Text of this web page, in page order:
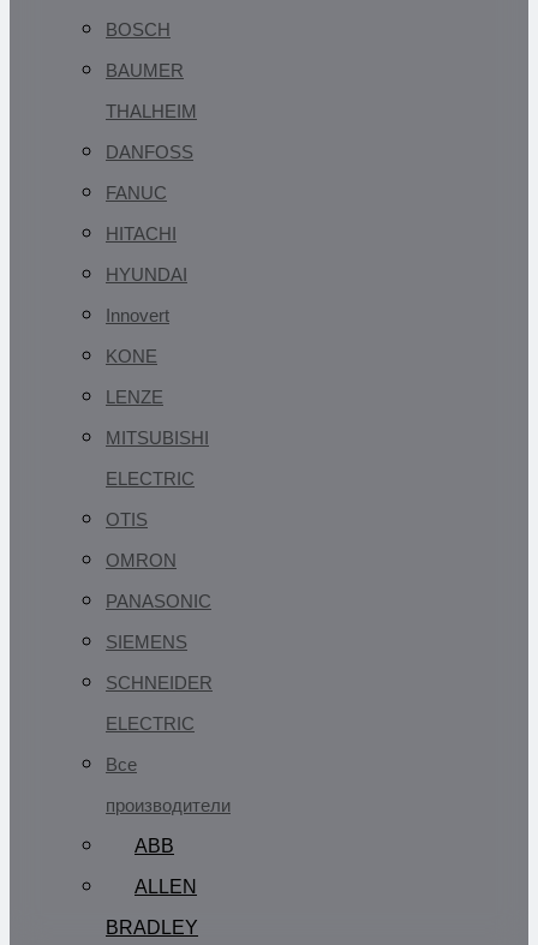
BOSCH
BAUMER
THALHEIM
DANFOSS
FANUC
HITACHI
HYUNDAI
Innovert
KONE
LENZE
MITSUBISHI
ELECTRIC
OTIS
OMRON
PANASONIC
SIEMENS
SCHNEIDER
ELECTRIC
Все
производители
ABB
ALLEN
BRADLEY